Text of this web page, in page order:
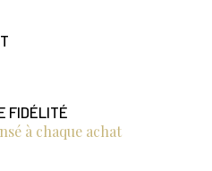
FIDÉLITÉ
à chaque achat